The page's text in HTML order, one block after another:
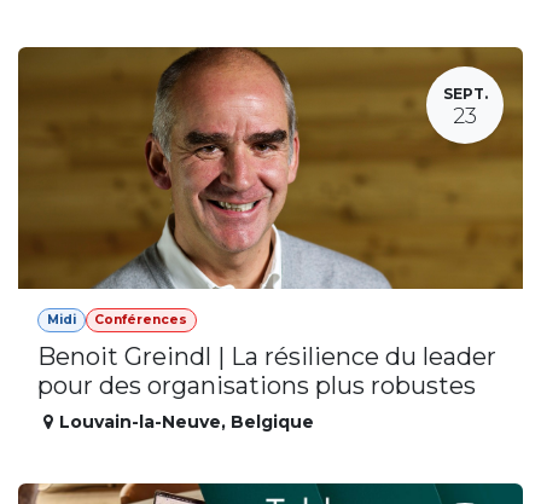
SEPT.
23
Midi Conférences
Benoit Greindl | La résilience du leader
pour des organisations plus robustes
Louvain-la-Neuve, Belgique